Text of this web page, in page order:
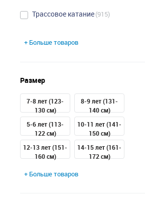
Трассовое катание 915
+ Больше товаров
Размер
7-8 лет (123-
130 см)
8-9 лет (131-
140 см)
5-6 лет (113-
122 см)
10-11 лет (141-
150 см)
12-13 лет (151-
160 см)
14-15 лет (161-
172 см)
+ Больше товаров